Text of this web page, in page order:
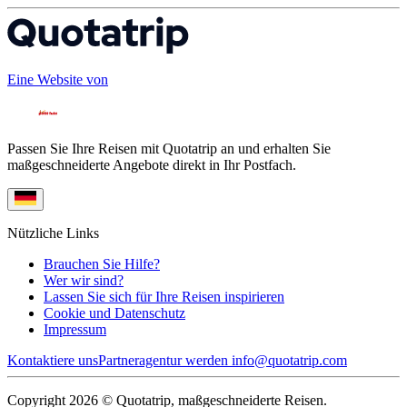
Eine Website von
Passen Sie Ihre Reisen mit Quotatrip an und erhalten Sie
maßgeschneiderte Angebote direkt in Ihr Postfach.
Nützliche Links
Brauchen Sie Hilfe?
Wer wir sind?
Lassen Sie sich für Ihre Reisen inspirieren
Cookie und Datenschutz
Impressum
Kontaktiere unsPartneragentur werden info@quotatrip.com
Copyright 2026 © Quotatrip, maßgeschneiderte Reisen.